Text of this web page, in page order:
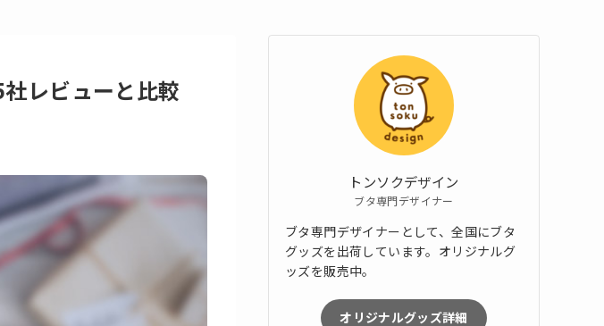
レビューと比較
トンソクデザイン
ブタ専門デザイナー
ブタ専門デザイナーとして、全国にブタ
グッズを出荷しています。オリジナルグ
ッズを販売中。
オリジナルグッズ詳細